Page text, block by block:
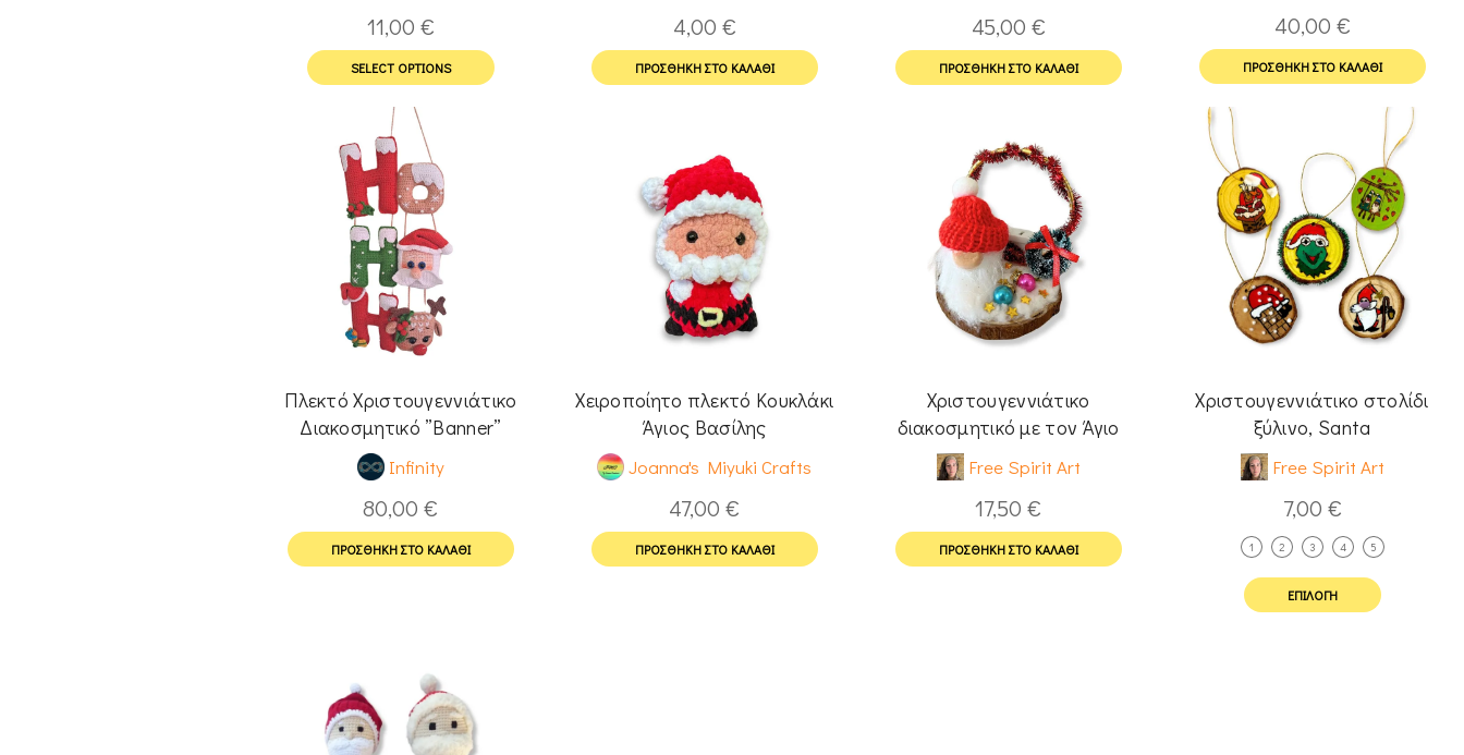
11,00 €
SELECT OPTIONS
4,00 €
ΠΡΟΣΘΉΚΗ ΣΤΟ ΚΑΛΆΘΙ
45,00 €
ΠΡΟΣΘΉΚΗ ΣΤΟ ΚΑΛΆΘΙ
40,00 €
ΠΡΟΣΘΉΚΗ ΣΤΟ ΚΑΛΆΘΙ
Πλεκτό Χριστουγεννιάτικο
Διακοσμητικό ”Banner”
HoHoHo
Infinity
80,00€
ΠΡΟΣΘΉΚΗ ΣΤΟ ΚΑΛΆΘΙ
Χειροποίητο πλεκτό Κουκλάκι
Άγιος Βασίλης
Joanna's Miyuki Crafts
47,00€
ΠΡΟΣΘΉΚΗ ΣΤΟ ΚΑΛΆΘΙ
Χριστουγεννιάτικο
διακοσμητικό με τον Άγιο
Βασίλη φωτιζόμενο
Free Spirit Art
17,50€
ΠΡΟΣΘΉΚΗ ΣΤΟ ΚΑΛΆΘΙ
Χριστουγεννιάτικο στολίδι
ξύλινο, Santa
Free Spirit Art
7,00 €
1 2 3 4 5
ΕΠΙΛΟΓΉ